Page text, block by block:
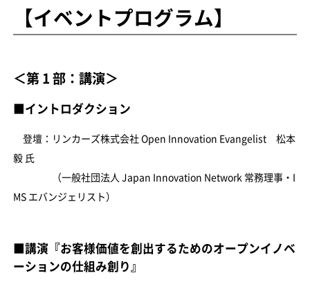
【イベントプログラム】
＜第 1 部：講演＞
■イントロダクション
登壇：リンカーズ株式会社 Open Innovation Evangelist 松本
毅 氏
（一般社団法人 Japan Innovation Network 常務理事・I
MS エバンジェリスト）
■講演『お客様価値を創出するためのオープンイノベ
ーションの仕組み創り』